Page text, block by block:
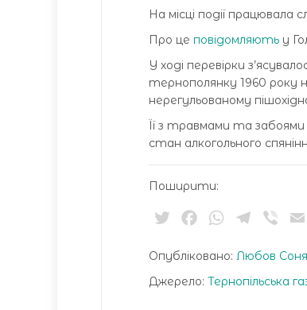
На місці події працювала
Про це повідомляють у
У ході перевірки
тернополянку 1960 року
нерегульованому
Її з травмами та забоями
стан алкогольного
Поширити:
TwitterFacebookWhatsAppViber
Опубліковано: Любов
Джерело: Тернопільська